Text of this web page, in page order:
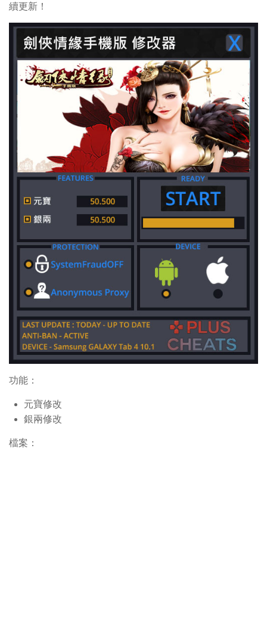
續更新！
功能：
元寶修改
銀兩修改
檔案：